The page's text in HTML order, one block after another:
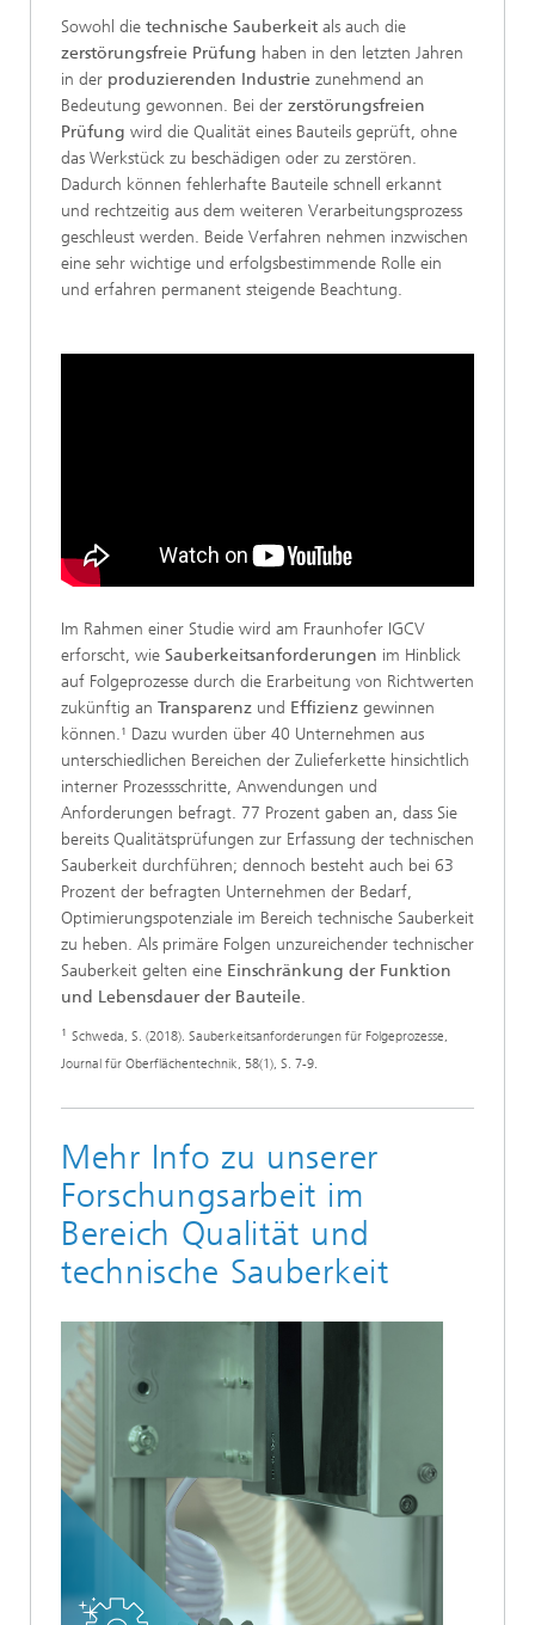
Sowohl die technische Sauberkeit als auch die
zerstörungsfreie Prüfung haben in den letzten Jahren
in der produzierenden Industrie zunehmend an
Bedeutung gewonnen. Bei der zerstörungsfreien
Prüfung wird die Qualität eines Bauteils geprüft, ohne
das Werkstück zu beschädigen oder zu zerstören.
Dadurch können fehlerhafte Bauteile schnell erkannt
und rechtzeitig aus dem weiteren Verarbeitungsprozess
geschleust werden. Beide Verfahren nehmen inzwischen
eine sehr wichtige und erfolgsbestimmende Rolle ein
und erfahren permanent steigende Beachtung.
Im Rahmen einer Studie wird am Fraunhofer IGCV
erforscht, wie Sauberkeitsanforderungen im Hinblick
auf Folgeprozesse durch die Erarbeitung von Richtwerten
zukünftig an Transparenz und Effizienz gewinnen
können.¹ Dazu wurden über 40 Unternehmen aus
unterschiedlichen Bereichen der Zulieferkette hinsichtlich
interner Prozessschritte, Anwendungen und
Anforderungen befragt. 77 Prozent gaben an, dass Sie
bereits Qualitätsprüfungen zur Erfassung der technischen
Sauberkeit durchführen; dennoch besteht auch bei 63
Prozent der befragten Unternehmen der Bedarf,
Optimierungspotenziale im Bereich technische Sauberkeit
zu heben. Als primäre Folgen unzureichender technischer
Sauberkeit gelten eine Einschränkung der Funktion
und Lebensdauer der Bauteile.
¹ Schweda, S. (2018). Sauberkeitsanforderungen für Folgeprozesse,
Journal für Oberflächentechnik, 58(1), S. 7-9.
Mehr Info zu unserer
Forschungsarbeit im
Bereich Qualität und
technische Sauberkeit